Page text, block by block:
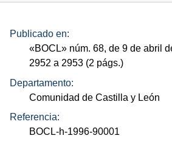
Publicado en:
«BOCL» núm. 68, de 9 de abril
2952 a 2953 (2 págs.)
Departamento:
Comunidad de Castilla y León
Referencia:
BOCL-h-1996-90001